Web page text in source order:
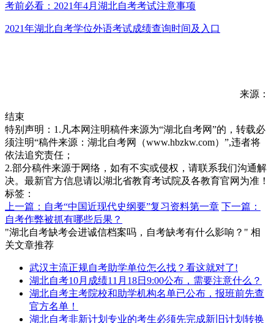
考前必看：2021年4月湖北自考考试注意事项
2021年湖北自考学位外语考试成绩查询时间及入口
来源：
结束
特别声明：1.凡本网注明稿件来源为“湖北自考网”的，转载必
须注明“稿件来源：湖北自考网（www.hbzkw.com）”,违者将
依法追究责任；
2.部分稿件来源于网络，如有不实或侵权，请联系我们沟通解
决。最新官方信息请以湖北省教育考试院及各教育官网为准！
标签：
上一篇：自考“中国近现代史纲要”复习资料第一章 下一篇：
自考作弊被抓有哪些后果？
"湖北自考缺考会进诚信档案吗，自考缺考有什么影响？" 相
关文章推荐
武汉主流正规自考助学单位怎么找？看这就对了!
湖北自考10月成绩11月18日9:00公布，需要注意什么？
湖北自考主考院校和助学机构名单已公布，报班前先查
官方名单！
湖北自考非新计划专业的考生必须先完成新旧计划转换